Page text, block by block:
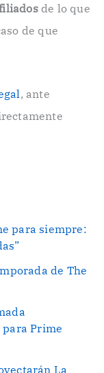
de lo que
de que
, ante
para siempre:
de The
Prime
La